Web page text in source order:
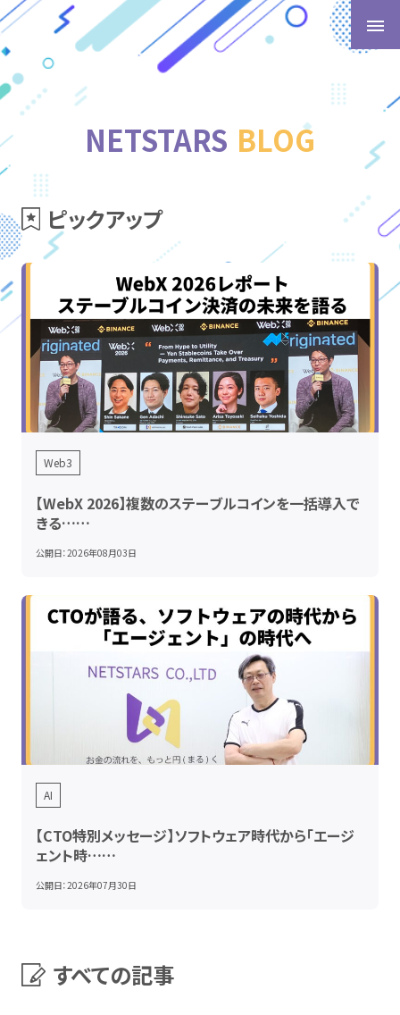
t
o
e
n
i
a
NETSTARS BLOG
ピックアップ
Web3
【WebX 2026】複数のステーブルコインを一括導入で
きる……
公開日：2026年08月03日
AI
【CTO特別メッセージ】ソフトウェア時代から「エージ
ェント時……
公開日：2026年07月30日
すべての記事